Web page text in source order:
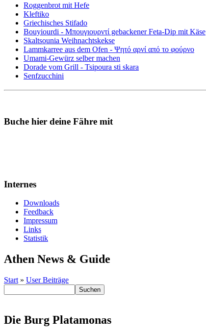
Roggenbrot mit Hefe
Kleftiko
Griechisches Stifado
Bouyiourdi - Μπουγιουρντί gebackener Feta-Dip mit Käse
Skaltsounia Weihnachtskekse
Lammkarree aus dem Ofen - Ψητό αρνί από το φούρνο
Umami-Gewürz selber machen
Dorade vom Grill - Tsipoura sti skara
Senfzucchini
Buche hier deine Fähre mit
Internes
Downloads
Feedback
Impressum
Links
Statistik
Athen News & Guide
Start » User Beiträge
Die Burg Platamonas